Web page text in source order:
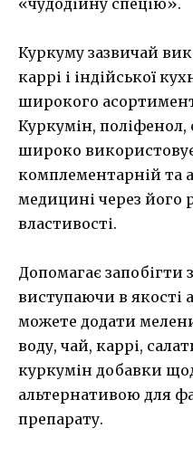
Куркуму зазвичай
каррі і індійської
широкого
Куркумін,
широко
комплементарній та
медицині через його
властивості.
Допомагає запобігти
виступаючи в якості
можете додати
воду, чай, каррі,
куркумін добавки
альтернативою для
препарату.